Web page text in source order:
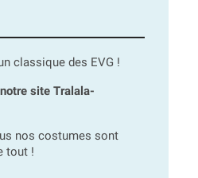
classique des EVG !
notre site Tralala-
nos costumes sont
tout !